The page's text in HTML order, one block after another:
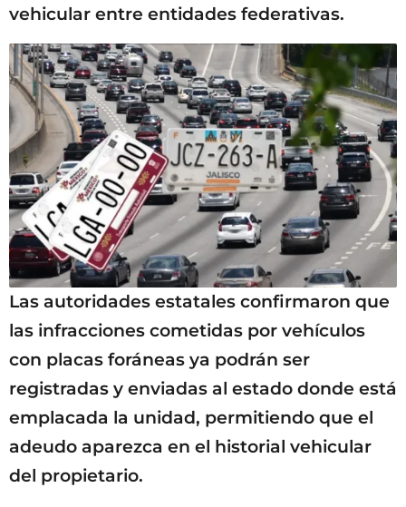
vehicular entre entidades federativas.
Las autoridades estatales confirmaron que
las infracciones cometidas por vehículos
con placas foráneas ya podrán ser
registradas y enviadas al estado donde está
emplacada la unidad, permitiendo que el
adeudo aparezca en el historial vehicular
del propietario.